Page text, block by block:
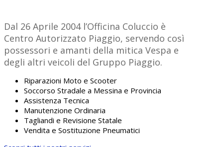
Dal 26 Aprile 2004 l’Officina Coluccio è
Centro Autorizzato Piaggio, servendo così
possessori e amanti della mitica Vespa e
degli altri veicoli del Gruppo Piaggio.
Riparazioni Moto e Scooter
Soccorso Stradale a Messina e Provincia
Assistenza Tecnica
Manutenzione Ordinaria
Tagliandi e Revisione Statale
Vendita e Sostituzione Pneumatici